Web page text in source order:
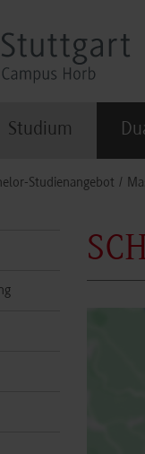
Studium
Studienangebot